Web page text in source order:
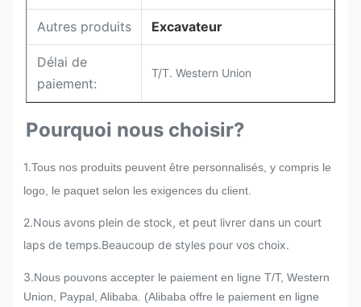
Autres produits Excavateur
Délai de
paiement:
T/T. Western Union
Pourquoi nous choisir?
1.Tous nos produits peuvent être personnalisés, y compris le
logo, le paquet selon les exigences du client.
2.Nous avons plein de stock, et peut livrer dans un court
laps de temps.Beaucoup de styles pour vos choix.
3.Nous pouvons accepter le paiement en ligne T/T, Western
Union, Paypal, Alibaba. (Alibaba offre le paiement en ligne